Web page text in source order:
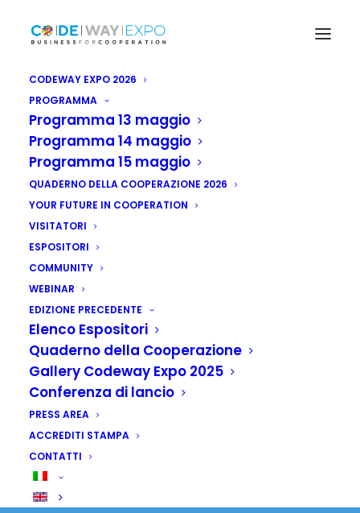
CODEWAY EXPO 2026
PROGRAMMA
Programma 13 maggio
Programma 14 maggio
Programma 15 maggio
QUADERNO DELLA COOPERAZIONE 2026
YOUR FUTURE IN COOPERATION
VISITATORI
ESPOSITORI
COMMUNITY
WEBINAR
EDIZIONE PRECEDENTE
Elenco Espositori
Quaderno della Cooperazione
Gallery Codeway Expo 2025
Conferenza di lancio
PRESS AREA
ACCREDITI STAMPA
CONTATTI
Nigeria: sicurezza
alimentare e
istruzione, fondi per 3